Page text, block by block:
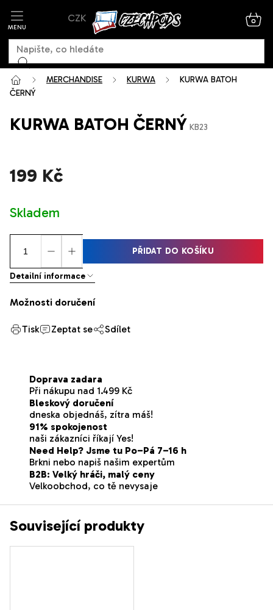
CZK
MERCHANDISE KURWA
KURWA BATOH
ČERNÝ
KURWA BATOH ČERNÝ KB23
199 Kč
cena:
Skladem
Možnosti doručení
PŘIDAT DO KOŠÍKU
Detailní informace
Tisk Zeptat se Sdílet
Doprava zadara
Při nákupu nad 1.499 Kč
Bleskový doručení
dneska objednáš, zítra máš!
91% spokojenost
naši zákazníci říkají Yes!
Need Help? Jsme tu Po–Pá 7–16 h
Brkni nebo napiš našim expertům
B2B: Velký hráči, malý ceny
Velkoobchod, co tě nevysaje
Související produkty